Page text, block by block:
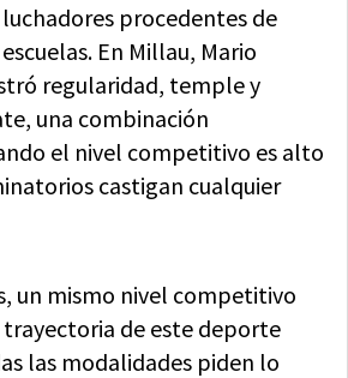
procedentes de
En Millau, Mario
regularidad, temple y
una combinación
el nivel competitivo es alto
castigan cualquier
un mismo nivel competitivo
trayectoria de este deporte
las modalidades piden lo